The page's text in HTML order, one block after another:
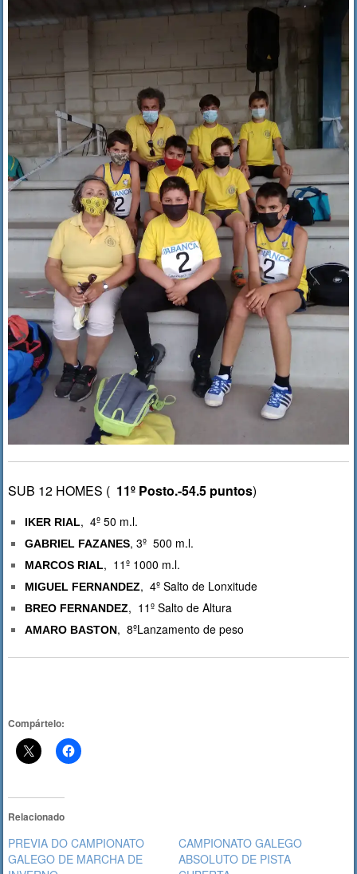
SUB 12 HOMES ( 11º Posto.-54.5 puntos)
IKER RIAL, 4º 50 m.l.
GABRIEL FAZANES, 3º 500 m.l.
MARCOS RIAL, 11º 1000 m.l.
MIGUEL FERNANDEZ, 4º Salto de Lonxitude
BREO FERNANDEZ, 11º Salto de Altura
AMARO BASTON, 8ºLanzamento de peso
Compártelo:
Relacionado
PREVIA DO CAMPIONATO
GALEGO DE MARCHA DE
CAMPIONATO GALEGO
ABSOLUTO DE PISTA